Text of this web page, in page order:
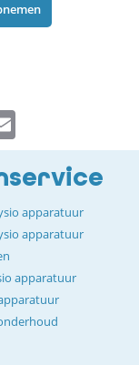
apparatuur
apparatuur
apparatuur